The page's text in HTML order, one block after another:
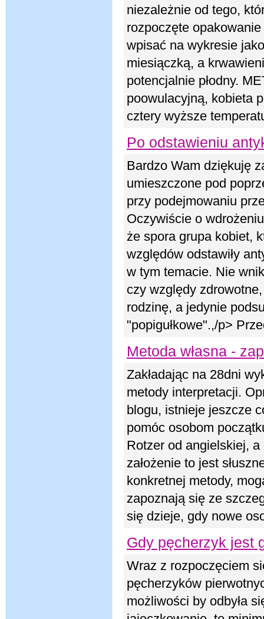
niezależnie od tego,
rozpoczęte
wpisać na wykresie
miesiączką, a
potencjalnie płodny.
poowulacyjną, kobieta
cztery wyższe
Po odstawieniu
Bardzo Wam dziękuję
umieszczone pod
przy podejmowaniu
Oczywiście o
że spora grupa kobiet,
względów odstawiły
w tym temacie. Nie
czy względy
rodzinę, a jedynie
"popigułkowe".,/p>
Metoda własna -
Zakładając na 28dni
metody interpretacji.
blogu, istnieje jeszcze
pomóc osobom
Rotzer od angielskiej,
założenie to jest
konkretnej metody,
zapoznają się ze
się dzieje, gdy nowe
Gdy pęcherzyk jest
Wraz z rozpoczęciem
pęcherzyków
możliwości by odbyła